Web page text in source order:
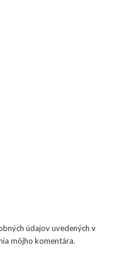
údajov uvedených v
môjho komentára.